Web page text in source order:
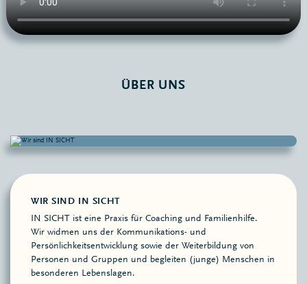
ÜBER UNS
WIR SIND IN SICHT
IN SICHT ist eine Praxis für Coaching und Familienhilfe.
Wir widmen uns der Kommunikations- und
Persönlichkeitsentwicklung sowie der Weiterbildung von
Personen und Gruppen und begleiten (junge) Menschen in
besonderen Lebenslagen.